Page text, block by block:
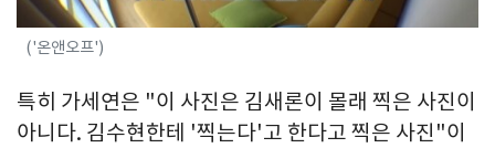
('온앤오프')
특히 가세연은 "이 사진은 김새론이 몰래 찍은 사진이
아니다. 김수현한테 '찍는다'고 한다고 찍은 사진"이